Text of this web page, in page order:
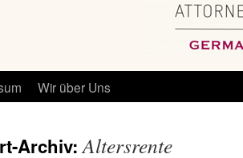
Wir über Uns
Archiv:Altersrente